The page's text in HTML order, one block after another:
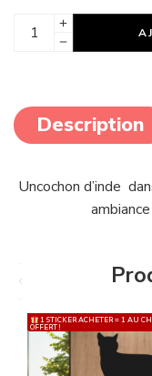
Description
Uncochon d’inde
1 STICKER ACHETER = 1 AU
OFFERT !